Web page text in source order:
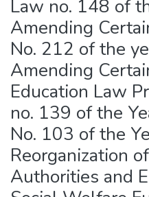
Law no. 148 of
Amending
No. 212 of the
Amending
Education Law
no. 139 of the
No. 103 of the
Reorganization
Authorities and